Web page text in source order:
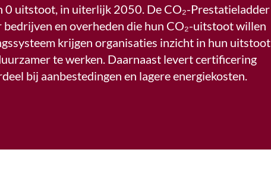
0 uitstoot, in uiterlijk 2050. De CO₂-Prestatieladder
en overheden die hun CO₂-uitstoot willen
krijgen organisaties inzicht in hun uitstoot
te werken. Daarnaast levert certificering
bij aanbestedingen en lagere energiekosten.